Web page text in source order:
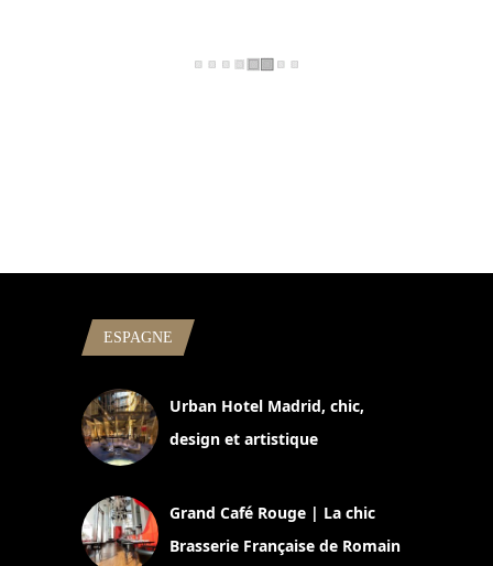
ESPAGNE
Urban Hotel Madrid, chic,
design et artistique
Grand Café Rouge | La chic
Brasserie Française de Romain